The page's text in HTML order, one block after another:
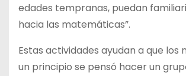
edades tempranas, puedan
hacia las matemáticas”.
Estas actividades ayudan a que
un principio se pensó hacer un